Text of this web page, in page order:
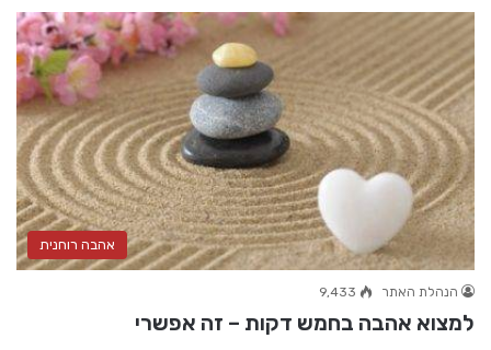
אהבה רוחנית
הנהלת האתר 9,433
למצוא אהבה בחמש דקות – זה אפשרי